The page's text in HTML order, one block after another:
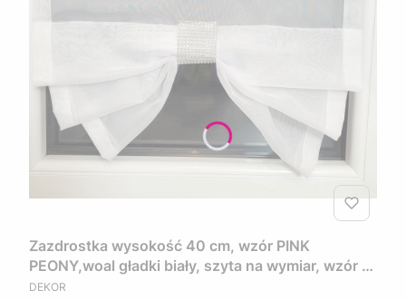
Zazdrostka wysokość 40 cm, wzór PINK
PEONY,woal gładki biały, szyta na wymiar, wzór w
kwiaty w kolorze różowo fioletowym
PRODUCENT
DEKOR